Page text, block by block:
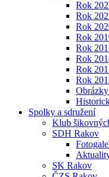
Rok
Rok
Rok
Rok
Rok
Rok
Rok
Rok
Spolky a sdružení
Klub
SDH Rakov
SK Rakov